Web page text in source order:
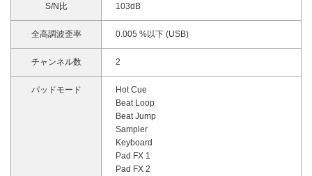
S/N比 103dB
全高調波歪率 0.005 %以下 (USB)
チャンネル数 2
パッドモード
Hot Cue
Beat Loop
Beat Jump
Sampler
Keyboard
Pad FX 1
Pad FX 2